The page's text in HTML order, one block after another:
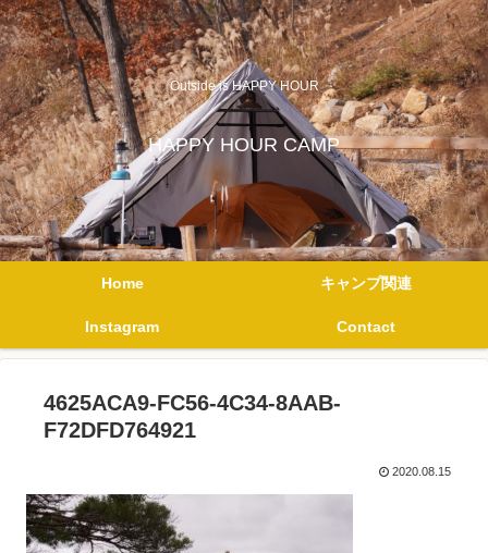
Outside is HAPPY HOUR
HAPPY HOUR CAMP
Home キャンプ関連
Instagram Contact
4625ACA9-FC56-4C34-8AAB-
F72DFD764921
2020.08.15